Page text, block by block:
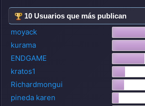
10 Usuarios que más publican
moyack
kurama
ENDGAME
kratos1
Richardmongui
pineda karen